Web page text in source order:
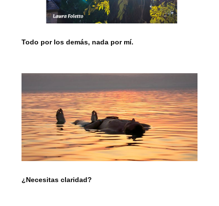
Todo por los demás, nada por mí.
¿Necesitas claridad?